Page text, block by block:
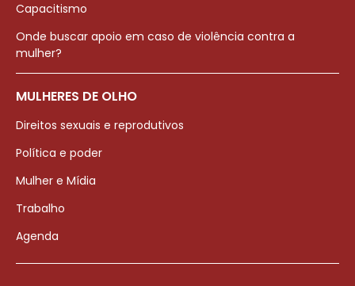
Capacitismo
Onde buscar apoio em caso de violência contra a
mulher?
MULHERES DE OLHO
Direitos sexuais e reprodutivos
Política e poder
Mulher e Mídia
Trabalho
Agenda